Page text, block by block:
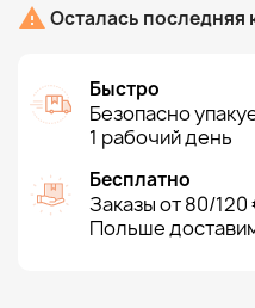
 Осталась последняя
Быстро
Безопасно
1 рабочий день
Бесплатно
Заказы от 80/120
Польше